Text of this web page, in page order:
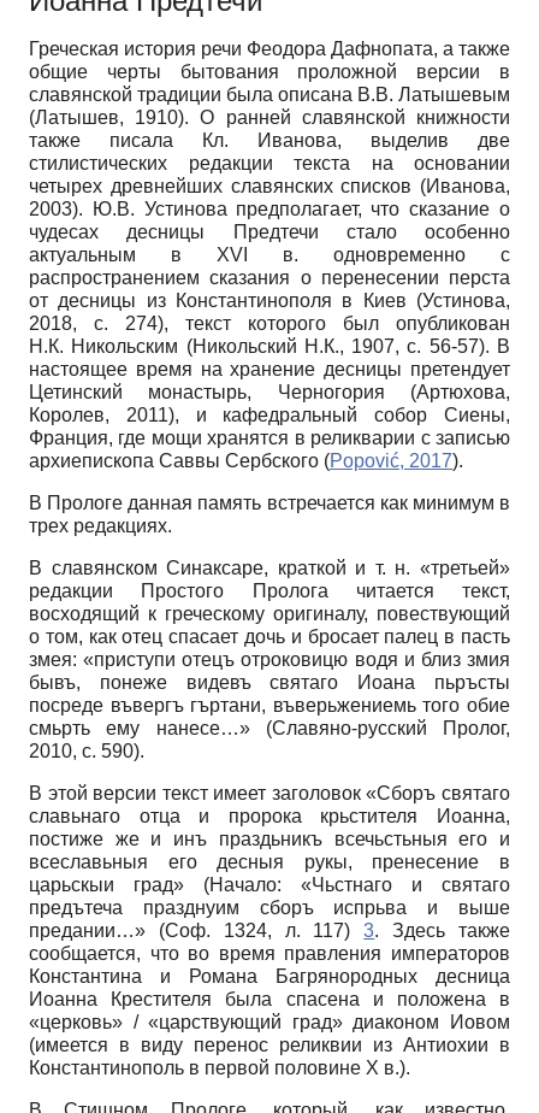
Греческая история речи Феодора Дафнопата, а также
общие черты бытования проложной версии в
славянской традиции была описана В.В. Латышевым
(Латышев, 1910). О ранней славянской книжности
также писала Кл. Иванова, выделив две
стилистических редакции текста на основании
четырех древнейших славянских списков (Иванова,
2003). Ю.В. Устинова предполагает, что сказание о
чудесах десницы Предтечи стало особенно
актуальным в XVI в. одновременно с
распространением сказания о перенесении перста
от десницы из Константинополя в Киев (Устинова,
2018, с. 274), текст которого был опубликован
Н.К. Никольским (Никольский Н.К., 1907, с. 56-57). В
настоящее время на хранение десницы претендует
Цетинский монастырь, Черногория (Артюхова,
Королев, 2011), и кафедральный собор Сиены,
Франция, где мощи хранятся в реликварии с записью
архиепископа Саввы Сербского (Popović, 2017).
В Прологе данная память встречается как минимум в
трех редакциях.
В славянском Синаксаре, краткой и т. н. «третьей»
редакции Простого Пролога читается текст,
восходящий к греческому оригиналу, повествующий
о том, как отец спасает дочь и бросает палец в пасть
змея: «приступи отецъ отроковицю водя и близ змия
бывъ, понеже видевъ святаго Иоана пьръсты
посреде въвергъ гъртани, въверьжениемь того обие
смьрть ему нанесе…» (Славяно-русский Пролог,
2010, с. 590).
В этой версии текст имеет заголовок «Сборъ святаго
славьнаго отца и пророка крьстителя Иоанна,
постиже же и инъ праздьникъ всечьстьныя его и
всеславьныя его десныя рукы, пренесение в
царьскыи град» (Начало: «Чьстнаго и святаго
предътеча празднуим сборъ испрьва и выше
предании…» (Соф. 1324, л. 117)3. Здесь также
сообщается, что во время правления императоров
Константина и Романа Багрянородных десница
Иоанна Крестителя была спасена и положена в
«церковь» / «царствующий град» диаконом Иовом
(имеется в виду перенос реликвии из Антиохии в
Константинополь в первой половине X в.).